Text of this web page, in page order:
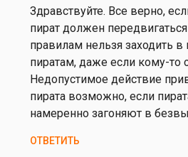
на
з
д
р
а
в
с
в
Здравствуйте. Все верно,
пират должен
правилам нельзя заходить
пиратам, даже если кому-то
Недопустимое действие
пирата возможно, если
намеренно загоняют в
ОТВЕТИТЬ